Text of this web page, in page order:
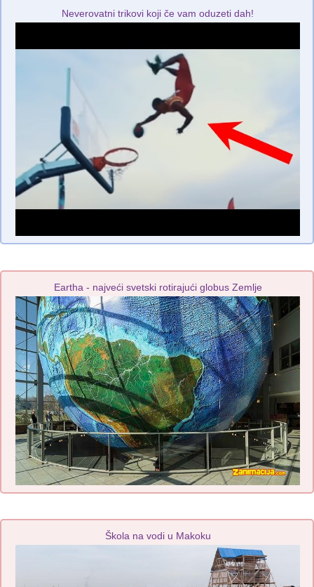
Neverovatni trikovi koji če vam oduzeti dah!
Eartha - najveći svetski rotirajući globus Zemlje
Škola na vodi u Makoku